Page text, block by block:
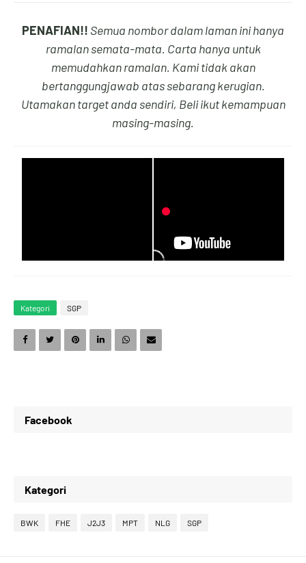
2
5
6
9
5
6
8
9
2
5
6
8
2
3
6
PENAFIAN!! Semua nombor dalam laman ini hanya
ramalan semata-mata. Carta hanya untuk
memudahkan ramalan. Kami tidak akan
bertanggungjawab atas sebarang kerugian.
Utamakan target anda sendiri, Beli ikut kemampuan
masing-masing.
Kategori SGP
Facebook
Kategori
BWK FHE J2J3 MPT NLG SGP